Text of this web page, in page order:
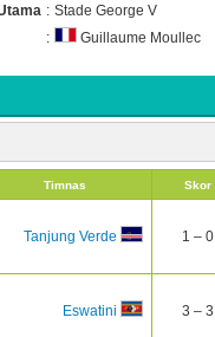
: Stade George V
: Guillaume Moullec
Timnas Skor
Tanjung Verde 1 – 0
Eswatini 3 – 3